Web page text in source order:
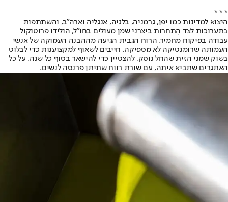
* * *
היצוא למדינות כמו יפן, גרמניה, בלגיה, אנגליה וארה"ב, והשתתפות
בתערוכות לצד הִתחרות ביצרני שמן מעולים בחו"ל, הולידו פרוטוקול
עבודה בפיקוח מחמיר. הרוח הגבית הגיעה מההבנה העמוקה של אנשי
העמותה שרומנטיקה לא מספיקה, חייבים לשאוף למקצוענות כדי לבלוט
בשוק שמני הזית שהחל נוסק, להצטיין כדי להישאר בסוף כל שנה, על כל
האתגרים שתביא איתה, עם שורת רווח שתיתן פרנסה לנשים.